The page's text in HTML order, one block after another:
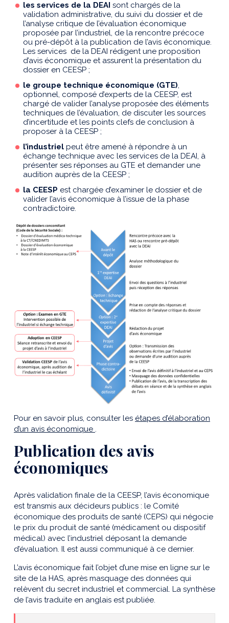
les services de la DEAI sont chargés de la
validation administrative, du suivi du dossier et de
l’analyse critique de l’évaluation économique
proposée par l’industriel, de la rencontre précoce
ou pré-dépôt à la publication de l’avis économique.
Les services de la DEAI rédigent une proposition
d’avis économique et assurent la présentation du
dossier en CEESP ;
le groupe technique économique (GTE),
optionnel, composé d’experts de la CEESP, est
chargé de valider l’analyse proposée des éléments
techniques de l’évaluation, de discuter les sources
d’incertitude et les points clefs de conclusion à
proposer à la CEESP ;
l’industriel peut être amené à répondre à un
échange technique avec les services de la DEAI, à
présenter ses réponses au GTE et demander une
audition auprès de la CEESP ;
la CEESP est chargée d’examiner le dossier et de
valider l’avis économique à l’issue de la phase
contradictoire.
Pour en savoir plus, consulter les étapes d’élaboration
d’un avis économique .
Publication des avis
économiques
Après validation finale de la CEESP, l’avis économique
est transmis aux décideurs publics : le Comité
économique des produits de santé (CEPS) qui négocie
le prix du produit de santé (médicament ou dispositif
médical) avec l’industriel déposant la demande
d’évaluation. Il est aussi communiqué à ce dernier.
L’avis économique fait l’objet d’une mise en ligne sur le
site de la HAS, après masquage des données qui
relèvent du secret industriel et commercial. La synthèse
de l’avis traduite en anglais est publiée.